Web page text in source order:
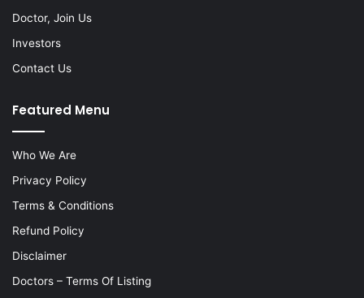
Doctor, Join Us
Investors
Contact Us
Featured Menu
Who We Are
Privacy Policy
Terms & Conditions
Refund Policy
Disclaimer
Doctors – Terms Of Listing